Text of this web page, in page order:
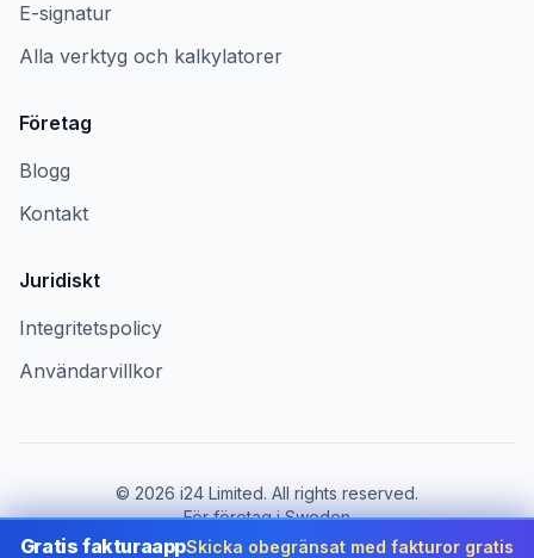
E-signatur
Alla verktyg och kalkylatorer
Företag
Blogg
Kontakt
Juridiskt
Integritetspolicy
Användarvillkor
© 2026 i24 Limited. All rights reserved.
För företag i Sweden
Byt land:
Sweden
Gratis fakturaappSkicka obegränsat med fakturor gratis